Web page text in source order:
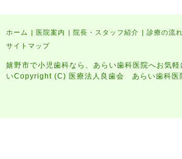
ホーム 医院案内 院長・スタッフ紹介 診療の流れ
サイトマップ
嬉野市で小児歯科なら、あらい歯科医院へお気軽
いCopyright (C) 医療法人良歯会 あらい歯科